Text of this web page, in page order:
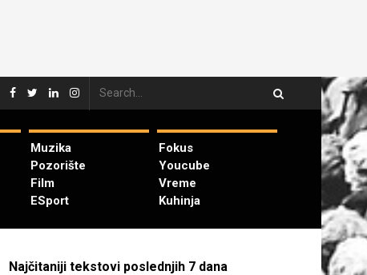
Muzika
Pozorište
Film
ESport
Fokus
Youcube
Vreme
Kuhinja
Najčitaniji tekstovi poslednjih 7 dana